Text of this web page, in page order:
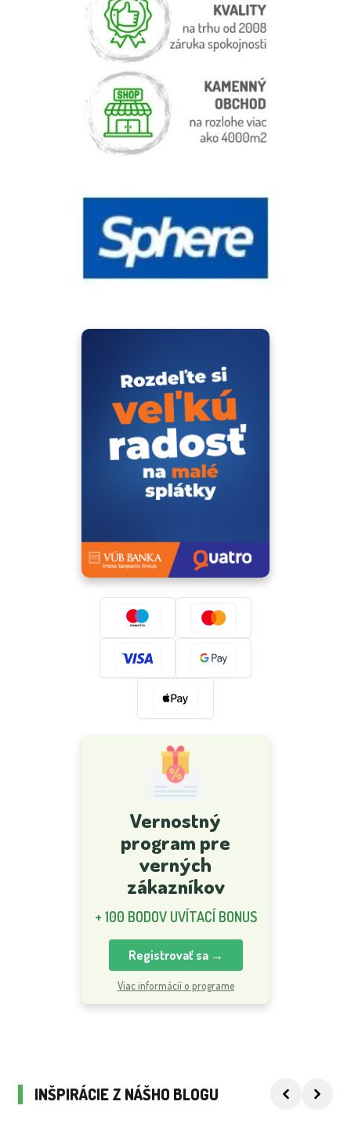
Vernostný
program pre
verných
zákazníkov
+ 100 BODOV UVÍTACÍ BONUS
Registrovať sa →
Viac informácií o programe
INŠPIRÁCIE Z NÁŠHO BLOGU